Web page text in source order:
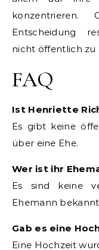
Entscheidung
nicht öffentlich zu
FAQ
Ist Henriette
Es gibt keine
über eine Ehe.
Wer ist ihr
Es sind keine
Ehemann
Gab es eine
Eine Hochzeit